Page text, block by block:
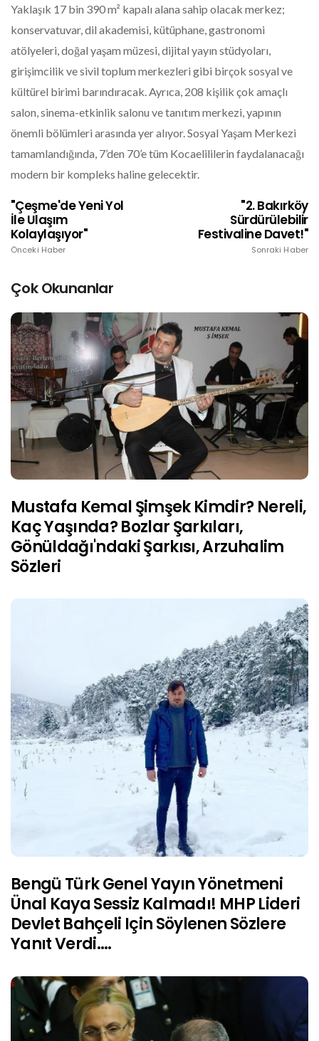
Yaklaşık 17 bin 390 m² kapalı alana sahip olacak merkez;
konservatuvar, dil akademisi, kütüphane, gastronomi
atölyeleri, doğal yaşam müzesi, dijital yayın stüdyoları,
girişimcilik ve sivil toplum merkezleri gibi birçok sosyal ve
kültürel birimi barındıracak. Ayrıca, 208 kişilik çok amaçlı
salon, sinema-etkinlik salonu ve tanıtım merkezi, yapının
önemli bölümleri arasında yer alıyor. Sosyal Yaşam Merkezi
tamamlandığında, 7’den 70’e tüm Kocaelililerin faydalanacağı
modern bir kompleks haline gelecektir.
"Çeşme'de Yeni Yol
İle Ulaşım
Kolaylaşıyor"
Önceki Haber
"2. Bakırköy
Sürdürülebilir
Festivaline Davet!"
Sonraki Haber
Çok Okunanlar
Mustafa Kemal Şimşek Kimdir? Nereli,
Kaç Yaşında? Bozlar Şarkıları,
Gönüldağı'ndaki Şarkısı, Arzuhalim
Sözleri
Bengü Türk Genel Yayın Yönetmeni
Ünal Kaya Sessiz Kalmadı! MHP Lideri
Devlet Bahçeli Için Söylenen Sözlere
Yanıt Verdi….